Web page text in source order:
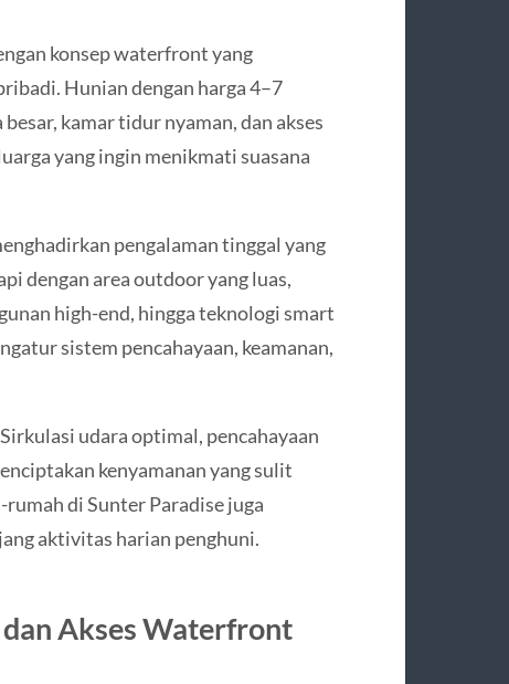
konsep waterfront yang
Hunian dengan harga 4–7
kamar tidur nyaman, dan akses
yang ingin menikmati suasana
pengalaman tinggal yang
dengan area outdoor yang luas,
high-end, hingga teknologi smart
sistem pencahayaan, keamanan,
udara optimal, pencahayaan
kenyamanan yang sulit
di Sunter Paradise juga
aktivitas harian penghuni.
Akses Waterfront